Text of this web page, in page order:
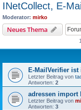
INetCollect, E-
Moderator: mirko
Neues Thema
E-MailVerifier ist
Letzter Beitrag von
Antworten: 2
adressen import
Letzter Beitrag von
Antworten: 3